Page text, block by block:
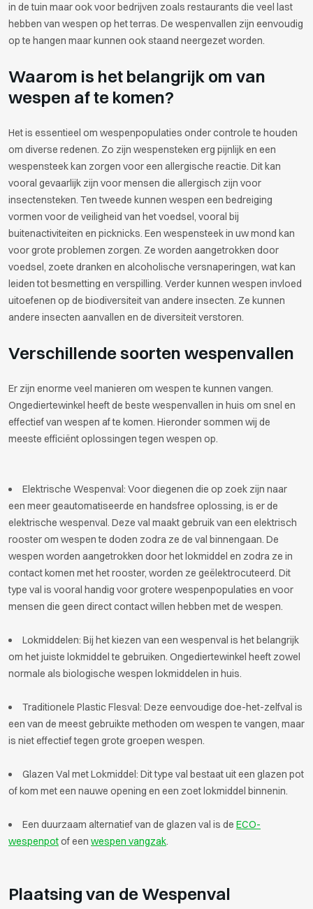
in de tuin maar ook voor bedrijven zoals restaurants die veel last
hebben van wespen op het terras. De wespenvallen zijn eenvoudig
op te hangen maar kunnen ook staand neergezet worden.
Waarom is het belangrijk om van
wespen af te komen?
Het is essentieel om wespenpopulaties onder controle te houden
om diverse redenen. Zo zijn wespensteken erg pijnlijk en een
wespensteek kan zorgen voor een allergische reactie. Dit kan
vooral gevaarlijk zijn voor mensen die allergisch zijn voor
insectensteken. Ten tweede kunnen wespen een bedreiging
vormen voor de veiligheid van het voedsel, vooral bij
buitenactiviteiten en picknicks. Een wespensteek in uw mond kan
voor grote problemen zorgen. Ze worden aangetrokken door
voedsel, zoete dranken en alcoholische versnaperingen, wat kan
leiden tot besmetting en verspilling. Verder kunnen wespen invloed
uitoefenen op de biodiversiteit van andere insecten. Ze kunnen
andere insecten aanvallen en de diversiteit verstoren.
Verschillende soorten wespenvallen
Er zijn enorme veel manieren om wespen te kunnen vangen.
Ongediertewinkel heeft de beste wespenvallen in huis om snel en
effectief van wespen af te komen. Hieronder sommen wij de
meeste efficiënt oplossingen tegen wespen op.
Elektrische Wespenval: Voor diegenen die op zoek zijn naar
een meer geautomatiseerde en handsfree oplossing, is er de
elektrische wespenval. Deze val maakt gebruik van een elektrisch
rooster om wespen te doden zodra ze de val binnengaan. De
wespen worden aangetrokken door het lokmiddel en zodra ze in
contact komen met het rooster, worden ze geëlektrocuteerd. Dit
type val is vooral handig voor grotere wespenpopulaties en voor
mensen die geen direct contact willen hebben met de wespen.
Lokmiddelen: Bij het kiezen van een wespenval is het belangrijk
om het juiste lokmiddel te gebruiken. Ongediertewinkel heeft zowel
normale als biologische wespen lokmiddelen in huis.
Traditionele Plastic Flesval: Deze eenvoudige doe-het-zelfval is
een van de meest gebruikte methoden om wespen te vangen, maar
is niet effectief tegen grote groepen wespen.
Glazen Val met Lokmiddel: Dit type val bestaat uit een glazen pot
of kom met een nauwe opening en een zoet lokmiddel binnenin.
Een duurzaam alternatief van de glazen val is de ECO-
wespenpotof een wespen vangzak.
Plaatsing van de Wespenval